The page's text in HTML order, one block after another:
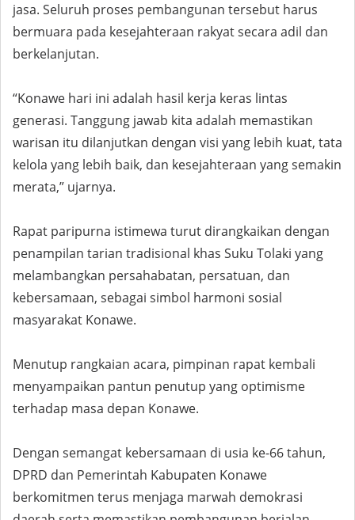
jasa. Seluruh proses pembangunan tersebut harus
bermuara pada kesejahteraan rakyat secara adil dan
berkelanjutan.
“Konawe hari ini adalah hasil kerja keras lintas
generasi. Tanggung jawab kita adalah memastikan
warisan itu dilanjutkan dengan visi yang lebih kuat, tata
kelola yang lebih baik, dan kesejahteraan yang semakin
merata,” ujarnya.
Rapat paripurna istimewa turut dirangkaikan dengan
penampilan tarian tradisional khas Suku Tolaki yang
melambangkan persahabatan, persatuan, dan
kebersamaan, sebagai simbol harmoni sosial
masyarakat Konawe.
Menutup rangkaian acara, pimpinan rapat kembali
menyampaikan pantun penutup yang optimisme
terhadap masa depan Konawe.
Dengan semangat kebersamaan di usia ke-66 tahun,
DPRD dan Pemerintah Kabupaten Konawe
berkomitmen terus menjaga marwah demokrasi